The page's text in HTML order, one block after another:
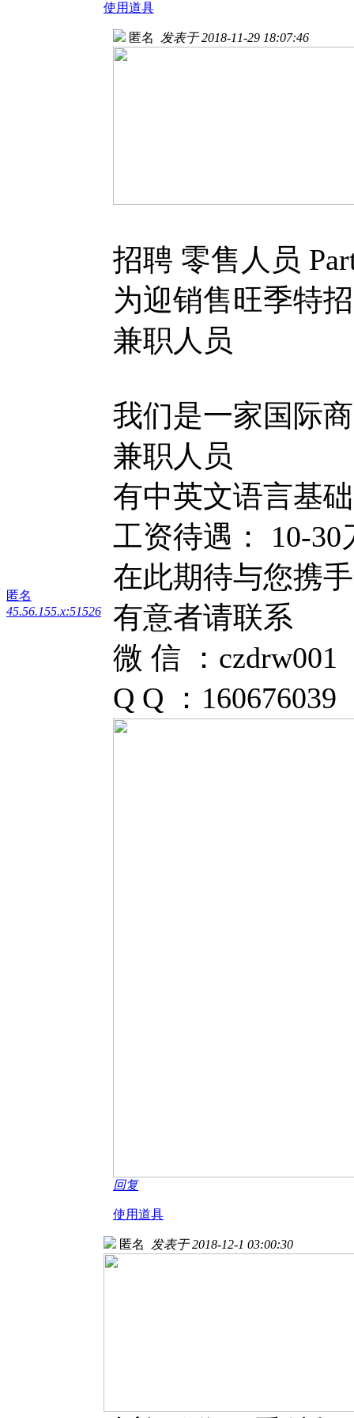
使用道具
匿名
45.56.155.x:51526
匿名 发表于 2018-11-29 18:07:46
招聘 零售人员
为迎销售旺季特
兼职人员
我们是一家国际
兼职人员
有中英文语言基础
工资待遇： 10-30
在此期待与您携
有意者请联系
微 信 ：czdrw001
Q Q ：160676039
回复
使用道具
匿名 发表于 2018-12-1 03:00:30